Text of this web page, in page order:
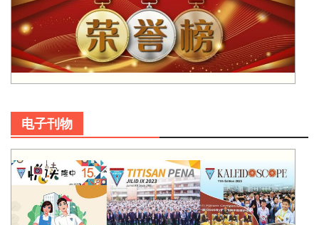
电子刊物